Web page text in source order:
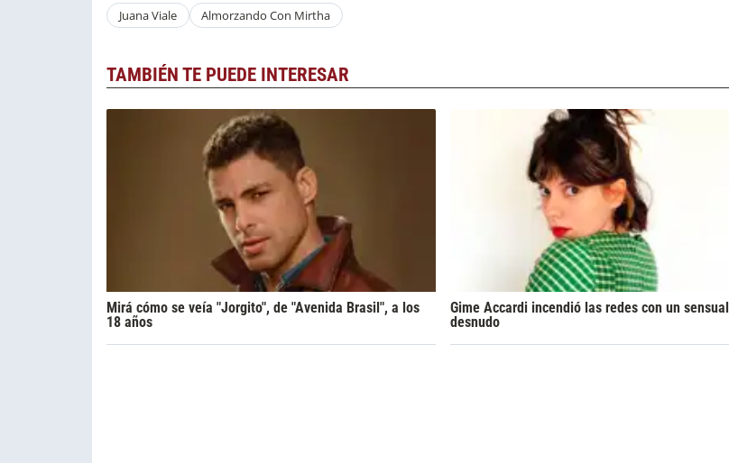
Juana Viale Almorzando Con Mirtha
TAMBIÉN TE PUEDE INTERESAR
Mirá cómo se veía "Jorgito", de "Avenida Brasil", a los
18 años
Gime Accardi incendió las redes con un sensual
desnudo